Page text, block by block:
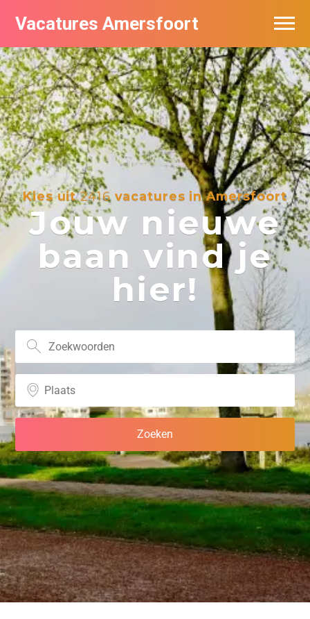
Vacatures Amersfoort
Kies uit2416vacatures in Amersfoort
Jouw nieuwe
baan vind je
hier!
Vacatures per bedrijf
De populairste vacatures in Amersfoort
Nieuwsbrief feed